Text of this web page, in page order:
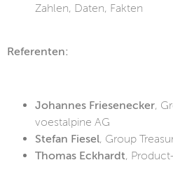
Zahlen, Daten, Fakten
Referenten:
Johannes Friesenecker,
voestalpine AG
Stefan Fiesel, Group
Thomas Eckhardt,